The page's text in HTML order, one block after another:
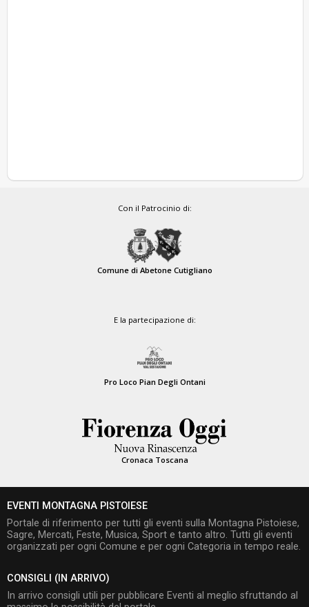
Con il Patrocinio di:
Comune di Abetone Cutigliano
E la partecipazione di:
Pro Loco Pian Degli Ontani
Cronaca Toscana
EVENTI MONTAGNA PISTOIESE
Portale di riferimento per tutti gli eventi sulla Montagna Pistoiese,
Sagre, Mercati, Feste, Musica, Sport e tanto altro. Tutti gli eventi
organizzati per ogni Comune e per ogni Categoria in tempo reale.
CONSIGLI (IN ARRIVO)
In arrivo consigli utili per pubblicare Eventi al meglio sfruttando al